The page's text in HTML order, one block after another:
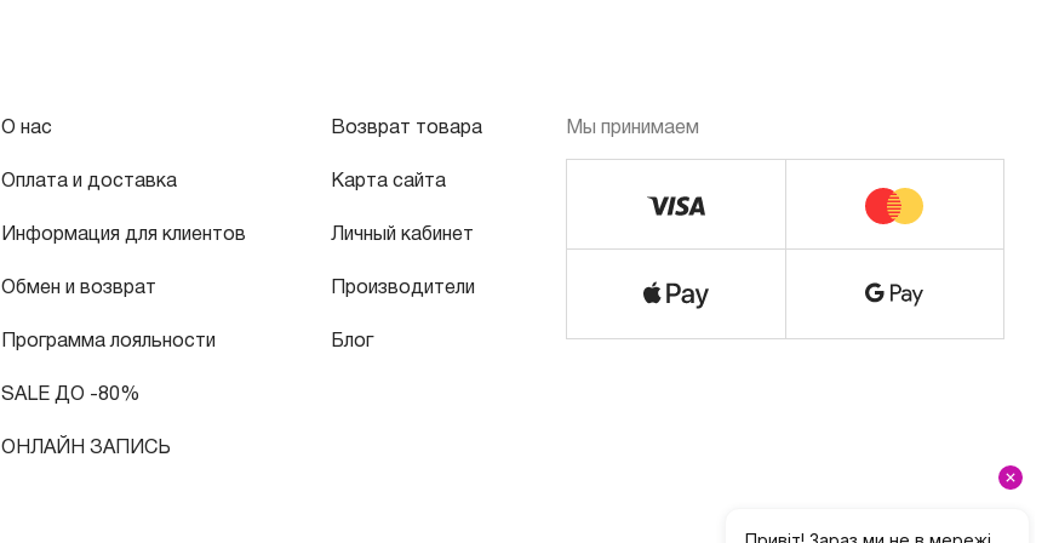
О нас
Оплата и доставка
Информация для клиентов
Обмен и возврат
Программа лояльности
SALE ДО -80%
ОНЛАЙН ЗАПИСЬ
Возврат товара
Карта сайта
Личный кабинет
Производители
Блог
Мы принимаем